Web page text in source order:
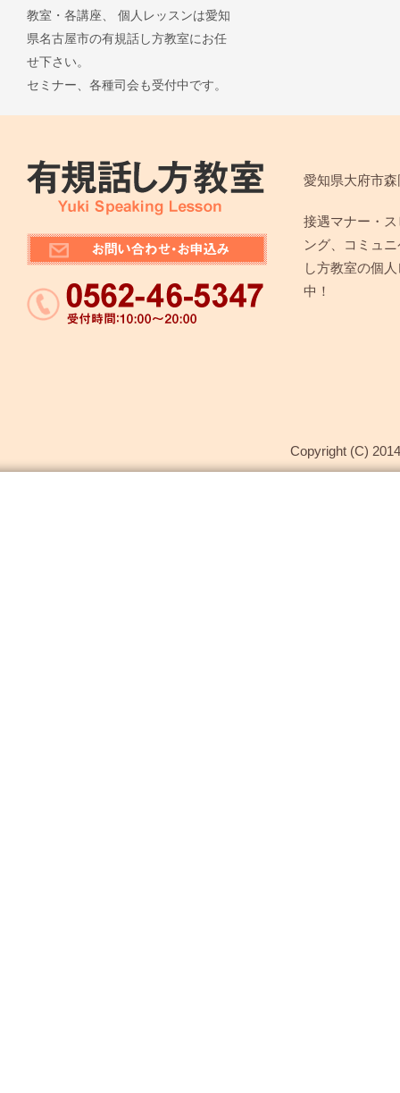
教室・各講座、 個人レッスンは愛知
県名古屋市の有規話し方教室にお任
せ下さい。
セミナー、各種司会も受付中です。
愛知県大府市
接遇マナー・
ング、コミュ
し方教室の個
中！
Copyright (C)